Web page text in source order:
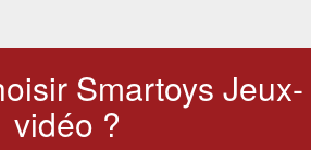
Smartoys Jeux-
vidéo ?